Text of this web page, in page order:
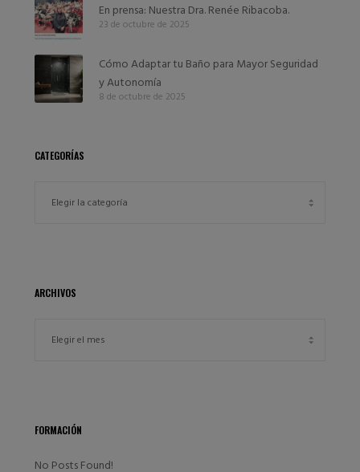
En prensa: Nuestra Dra. Renée Ribacoba.
23 de octubre de 2025
Cómo Adaptar tu Baño para Mayor Seguridad
y Autonomía
8 de octubre de 2025
CATEGORÍAS
ARCHIVOS
FORMACIÓN
No Posts Found!